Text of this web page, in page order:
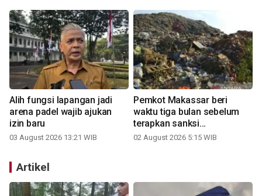
Alih fungsi lapangan jadi
arena padel wajib ajukan
izin baru
03 August 2026 13:21 WIB
Pemkot Makassar beri
waktu tiga bulan sebelum
terapkan sanksi
persampahan
02 August 2026 5:15 WIB
Artikel